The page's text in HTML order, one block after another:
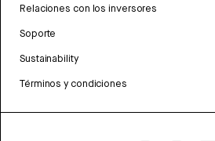
Relaciones con los inversores
Soporte
Sustainability
Términos y condiciones